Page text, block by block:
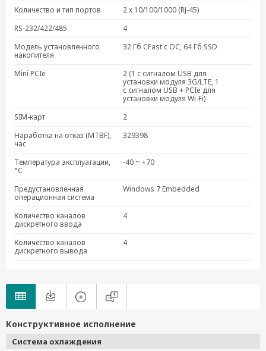
Количество и тип портов
2 х 10/100/1000 (RJ-45)
RS-232/422/485
4
Модель установленного
накопителя
32 Гб CFast с ОС, 64 Гб SSD
Mini PCIe
2 (1 с сигналом USB для
установки модуля 3G/LTE, 1
с сигналом USB + PCIe для
установки модуля Wi-Fi)
SIM-карт
2
Наработка на отказ (MTBF),
час
329398
Температура эксплуатации,
°C
-40 ~ +70
Предустановленная
операционная система
Windows 7 Embedded
Количество каналов
дискретного ввода
4
Количество каналов
дискретного вывода
4
Конструктивное исполнение
Система охлаждения